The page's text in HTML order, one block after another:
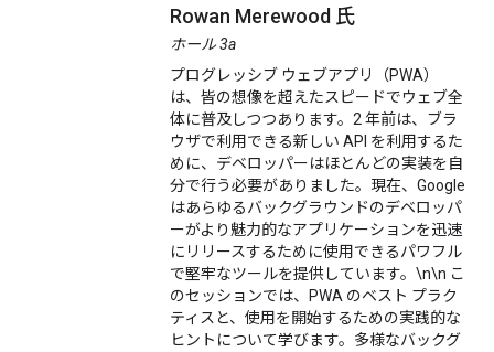
Rowan Merewood 氏
ホール 3a
プログレッシブ ウェブアプリ（PWA）
は、皆の想像を超えたスピードでウェブ全
体に普及しつつあります。2 年前は、ブラ
ウザで利用できる新しい API を利用するた
めに、デベロッパーはほとんどの実装を自
分で行う必要がありました。現在、Google
はあらゆるバックグラウンドのデベロッパ
ーがより魅力的なアプリケーションを迅速
にリリースするために使用できるパワフル
で堅牢なツールを提供しています。\n\n こ
のセッションでは、PWA のベスト プラク
ティスと、使用を開始するための実践的な
ヒントについて学びます。多様なバックグ